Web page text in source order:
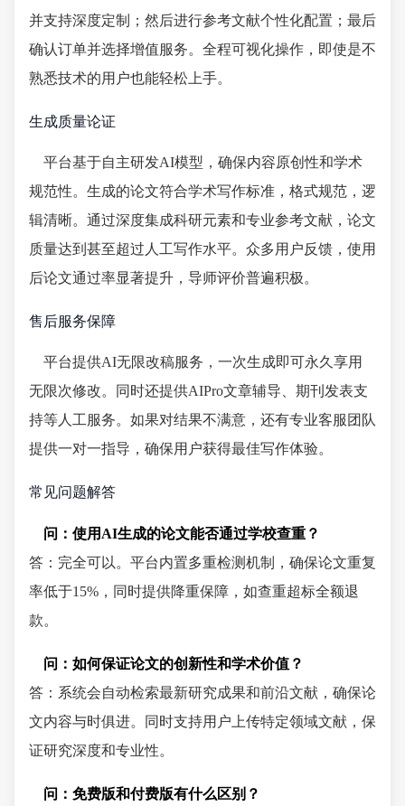
并支持深度定制；然后进行参考文献个性化配置；最后
确认订单并选择增值服务。全程可视化操作，即使是不
熟悉技术的用户也能轻松上手。
生成质量论证
平台基于自主研发AI模型，确保内容原创性和学术
规范性。生成的论文符合学术写作标准，格式规范，逻
辑清晰。通过深度集成科研元素和专业参考文献，论文
质量达到甚至超过人工写作水平。众多用户反馈，使用
后论文通过率显著提升，导师评价普遍积极。
售后服务保障
平台提供AI无限改稿服务，一次生成即可永久享用
无限次修改。同时还提供AIPro文章辅导、期刊发表支
持等人工服务。如果对结果不满意，还有专业客服团队
提供一对一指导，确保用户获得最佳写作体验。
常见问题解答
问：使用AI生成的论文能否通过学校查重？
答：完全可以。平台内置多重检测机制，确保论文重复
率低于15%，同时提供降重保障，如查重超标全额退
款。
问：如何保证论文的创新性和学术价值？
答：系统会自动检索最新研究成果和前沿文献，确保论
文内容与时俱进。同时支持用户上传特定领域文献，保
证研究深度和专业性。
问：免费版和付费版有什么区别？